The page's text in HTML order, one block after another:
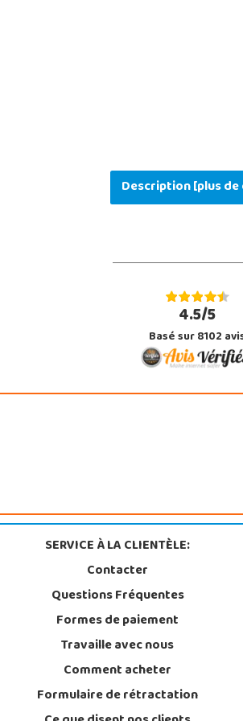
Description [plus
4.5/5
Basé sur 8102
SERVICE À LA CLIENTÈLE:
Contacter
Questions Fréquentes
Formes de paiement
Travaille avec nous
Comment acheter
Formulaire de rétractation